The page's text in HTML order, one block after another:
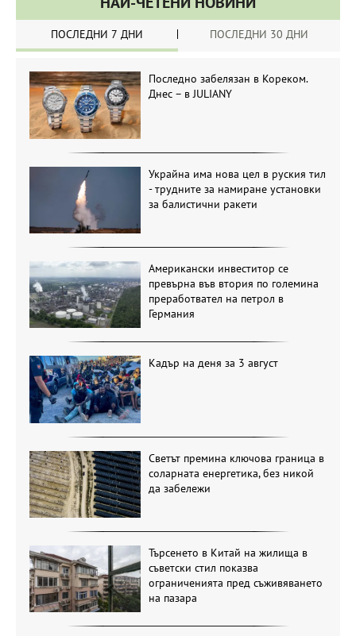
ПОСЛЕДНИ 7 ДНИ ПОСЛЕДНИ 30 ДНИ
Последно забелязан в Кореком.
Днес – в JULIANY
Украйна има нова цел в руския тил
- трудните за намиране установки
за балистични ракети
Американски инвеститор се
превърна във втория по големина
преработвател на петрол в
Германия
Кадър на деня за 3 август
Светът премина ключова граница в
соларната енергетика, без никой
да забележи
Търсенето в Китай на жилища в
съветски стил показва
ограниченията пред съживяването
на пазара